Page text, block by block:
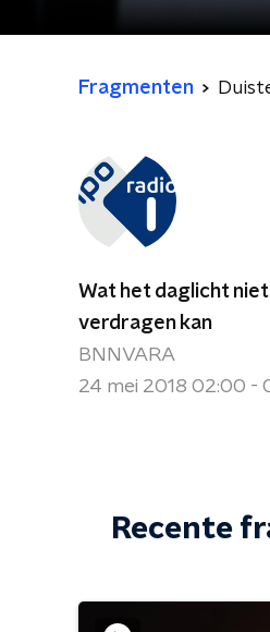
Fragmenten
Wat het daglicht niet
verdragen kan
BNNVARA
24 mei 2018 02:00 -
Recente